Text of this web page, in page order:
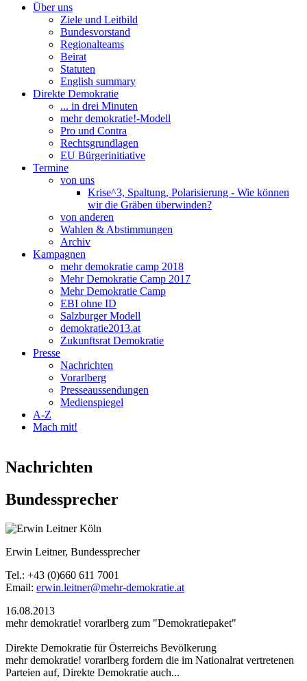
Über uns
Ziele und Leitbild
Bundesvorstand
Regionalteams
Beirat
Statuten
English summary
Direkte Demokratie
... in drei Minuten
mehr demokratie!-Modell
Pro und Contra
Rechtsgrundlagen
EU Bürgerinitiative
Termine
von uns
Krise^3, Spaltung, Polarisierung - Wie können
wir die Gräben überwinden?
von anderen
Wahlen & Abstimmungen
Archiv
Kampagnen
mehr demokratie camp 2018
Mehr Demokratie Camp 2017
Mehr Demokratie Camp
EBI ohne ID
Salzburger Modell
demokratie2013.at
Zukunftsrat Demokratie
Presse
Nachrichten
Vorarlberg
Presseaussendungen
Medienspiegel
A-Z
Mach mit!
Nachrichten
Bundessprecher
2013-05-04_erwin_leitner_koeln.jpg
Erwin Leitner, Bundessprecher
Tel.: +43 (0)660 611 7001
Email: erwin.leitner@mehr-demokratie.at
16.08.2013
mehr demokratie! vorarlberg zum "Demokratiepaket"
Direkte Demokratie für Österreichs Bevölkerung
mehr demokratie! vorarlberg fordern die im Nationalrat vertretenen
Parteien auf, Direkte Demokratie auch...